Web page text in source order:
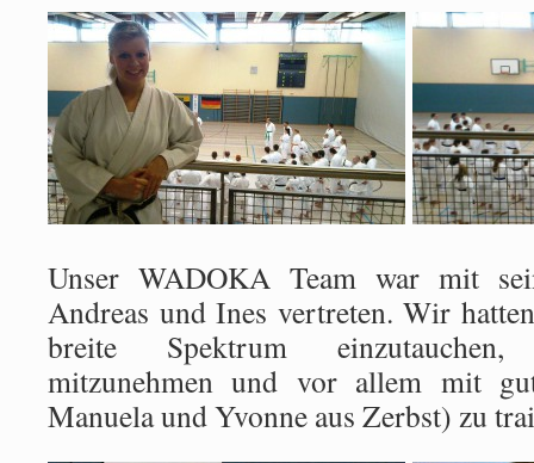
Unser WADOKA Team war mit
Andreas und Ines vertreten. Wir
breite Spektrum
mitzunehmen und vor allem mit
Manuela und Yvonne aus Zerbst) zu